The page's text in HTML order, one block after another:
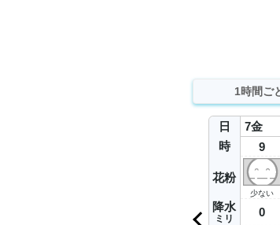
1時間ご
日
時
花粉
降水
ミリ
7金
9
少ない
0